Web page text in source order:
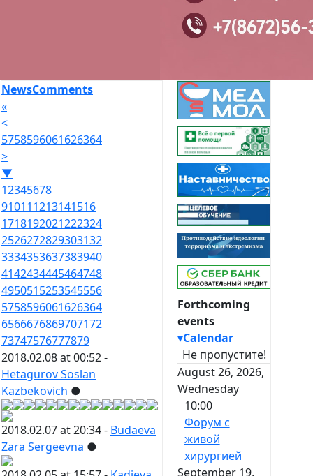
NewsComments
«
<
5758596061626364
>
▼
12345678
910111213141516
1718192021222324
2526272829303132
3334353637383940
4142434445464748
4950515253545556
5758596061626364
6566676869707172
73747576777879
2018.02.08 at 00:52 -
Hetagurov Soslan
Kazbekovich ●
2018.02.07 at 20:34 - Budaeva
Zara Sergeevna ●
Forthcoming
events
▾Calendar
Не пропустите!
August 26, 2026,
Wednesday
10:00
Форум с
живой
хирургией
September 19,